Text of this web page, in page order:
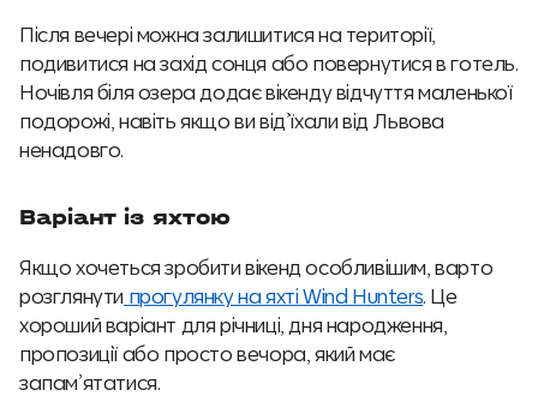
Після вечері можна залишитися на території,
подивитися на захід сонця або повернутися в готель.
Ночівля біля озера додає вікенду відчуття маленької
подорожі, навіть якщо ви від’їхали від Львова
ненадовго.
Варіант із яхтою
Якщо хочеться зробити вікенд особливішим, варто
розглянути прогулянку на яхті Wind Hunters. Це
хороший варіант для річниці, дня народження,
пропозиції або просто вечора, який має
запам’ятатися.